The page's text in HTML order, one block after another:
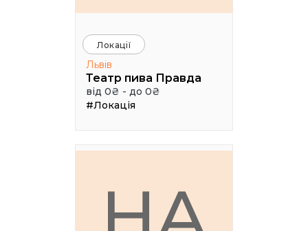
Локації
Львів
Театр пива Правда
від 0₴ - до 0₴
#Локація